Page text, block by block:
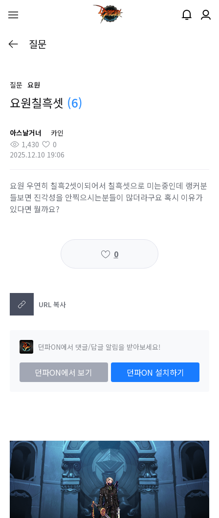
질문
질문 요원
요원칠흑셋 (6)
아스날거너
카인
1,430
0
2025.12.10 19:06
요원 우연히 칠흑2셋이되어서 칠흑셋으로 미는중인데 랭커분
들보면 진각성을 안찍으시는분들이 많더라구요 혹시 이유가
있다면 뭘까요?
0
URL 복사
던파ON에서 댓글/답글 알림을 받아보세요!
던파ON에서 보기 던파ON 설치하기